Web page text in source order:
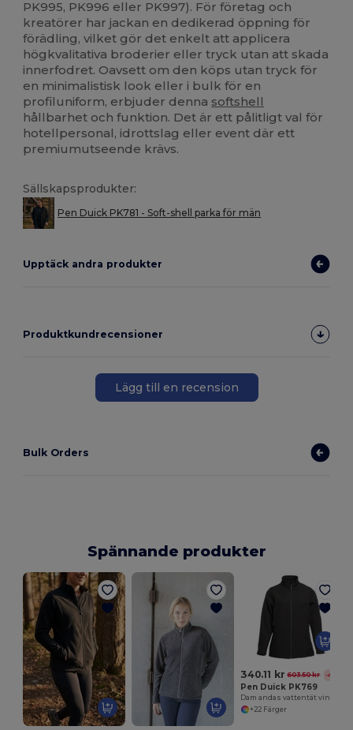
PK995, PK996 eller PK997). För företag och
kreatörer har jackan en dedikerad öppning för
förädling, vilket gör det enkelt att applicera
högkvalitativa broderier eller tryck utan att skada
innerfodret. Oavsett om den köps utan tryck för
en minimalistisk look eller i bulk för en
profiluniform, erbjuder denna softshell
hållbarhet och funktion. Det är ett pålitligt val för
hotellpersonal, idrottslag eller event där ett
premiumutseende krävs.
Sällskapsprodukter:
Pen Duick PK781 - Soft-shell parka för män
Upptäck andra produkter
Produktkundrecensioner
Lägg till en recension
Bulk Orders
Spännande produkter
340.11 kr 603.50 kr -44%
Pen Duick PK769
+22 Färger